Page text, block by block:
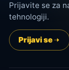
Prijavite se za
tehnologiji.
Prijavi se